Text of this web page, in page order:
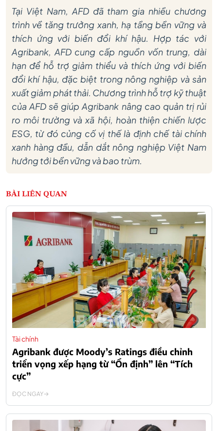
Tại Việt Nam, AFD đã tham gia nhiều chương
trình về tăng trưởng xanh, hạ tầng bền vững và
thích ứng với biến đổi khí hậu. Hợp tác với
Agribank, AFD cung cấp nguồn vốn trung, dài
hạn để hỗ trợ giảm thiểu và thích ứng với biến
đổi khí hậu, đặc biệt trong nông nghiệp và sản
xuất giảm phát thải. Chương trình hỗ trợ kỹ thuật
của AFD sẽ giúp Agribank nâng cao quản trị rủi
ro môi trường và xã hội, hoàn thiện chiến lược
ESG, từ đó củng cố vị thế là định chế tài chính
xanh hàng đầu, dẫn dắt nông nghiệp Việt Nam
hướng tới bền vững và bao trùm.
BÀI LIÊN QUAN
Tài chính
Agribank được Moody’s Ratings điều chỉnh
triển vọng xếp hạng từ “Ổn định” lên “Tích
cực”
ĐỌC NGAY